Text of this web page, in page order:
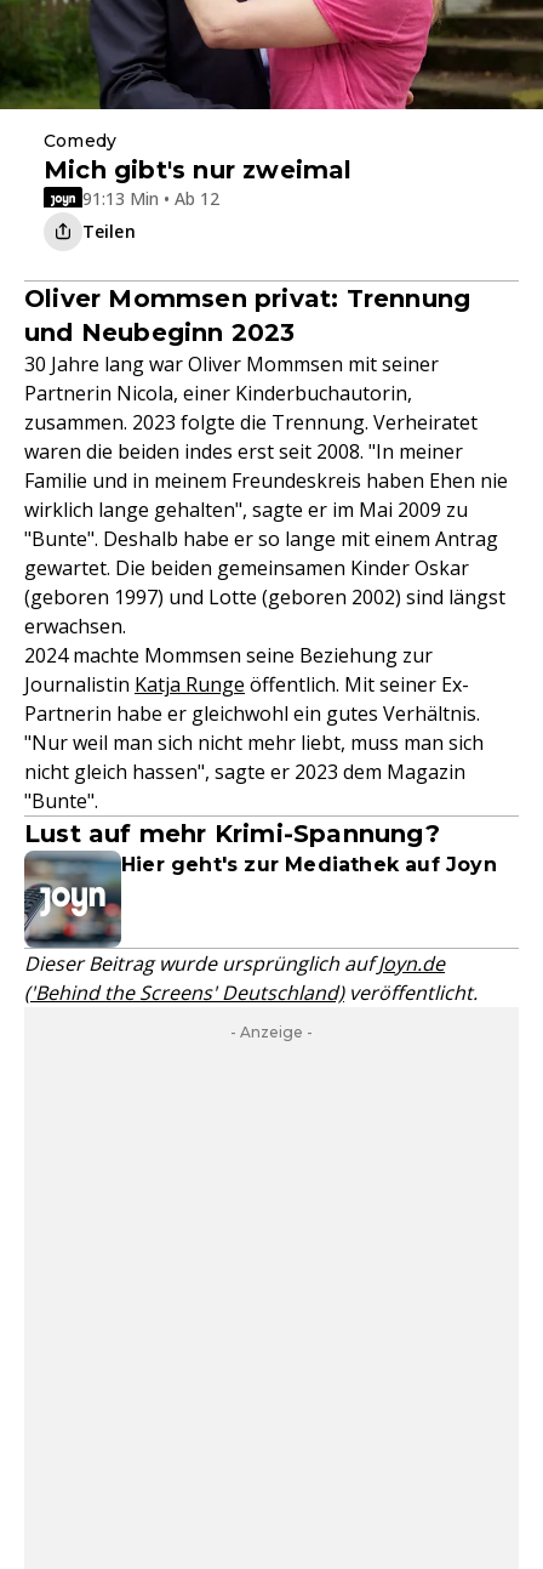
Comedy
Mich gibt's nur zweimal
91:13 Min • Ab 12
Teilen
Oliver Mommsen privat: Trennung
und Neubeginn 2023
30 Jahre lang war Oliver Mommsen mit seiner
Partnerin Nicola, einer Kinderbuchautorin,
zusammen. 2023 folgte die Trennung. Verheiratet
waren die beiden indes erst seit 2008. "In meiner
Familie und in meinem Freundeskreis haben Ehen nie
wirklich lange gehalten", sagte er im Mai 2009 zu
"Bunte". Deshalb habe er so lange mit einem Antrag
gewartet. Die beiden gemeinsamen Kinder Oskar
(geboren 1997) und Lotte (geboren 2002) sind längst
erwachsen.
2024 machte Mommsen seine Beziehung zur
Journalistin Katja Runge öffentlich. Mit seiner Ex-
Partnerin habe er gleichwohl ein gutes Verhältnis.
"Nur weil man sich nicht mehr liebt, muss man sich
nicht gleich hassen", sagte er 2023 dem Magazin
"Bunte".
Lust auf mehr Krimi-Spannung?
Hier geht's zur Mediathek auf Joyn
Dieser Beitrag wurde ursprünglich aufJoyn.de
('Behind the Screens' Deutschland)veröffentlicht.
- Anzeige -